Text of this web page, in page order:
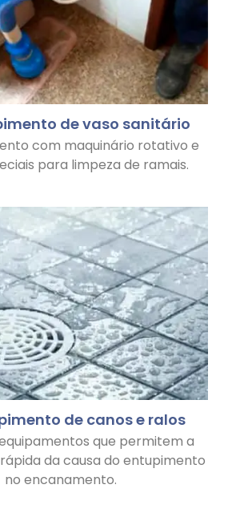
de vaso sanitário
com maquinário rotativo e
para limpeza de ramais.
de canos e ralos
que permitem a
da causa do entupimento
no encanamento.